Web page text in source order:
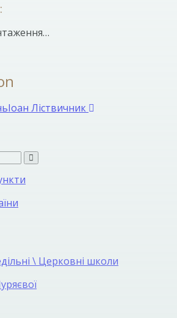
Іоан Ліствичник
\ Церковні школи